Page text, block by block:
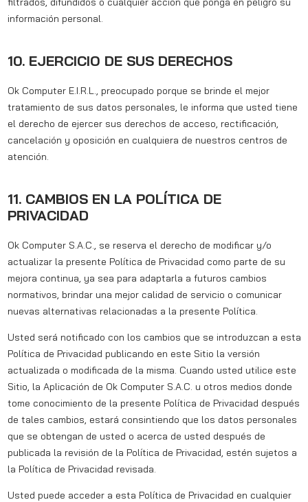
información personal.
10. EJERCICIO DE SUS DERECHOS
Ok Computer E.I.R.L., preocupado porque se brinde el mejor
tratamiento de sus datos personales, le informa que usted tiene
el derecho de ejercer sus derechos de acceso, rectificación,
cancelación y oposición en cualquiera de nuestros centros de
atención.
11. CAMBIOS EN LA POLÍTICA DE
PRIVACIDAD
Ok Computer S.A.C., se reserva el derecho de modificar y/o
actualizar la presente Política de Privacidad como parte de su
mejora continua, ya sea para adaptarla a futuros cambios
normativos, brindar una mejor calidad de servicio o comunicar
nuevas alternativas relacionadas a la presente Política.
Usted será notificado con los cambios que se introduzcan a esta
Política de Privacidad publicando en este Sitio la versión
actualizada o modificada de la misma. Cuando usted utilice este
Sitio, la Aplicación de Ok Computer S.A.C. u otros medios donde
tome conocimiento de la presente Política de Privacidad después
de tales cambios, estará consintiendo que los datos personales
que se obtengan de usted o acerca de usted después de
publicada la revisión de la Política de Privacidad, estén sujetos a
la Política de Privacidad revisada.
Usted puede acceder a esta Política de Privacidad en cualquier